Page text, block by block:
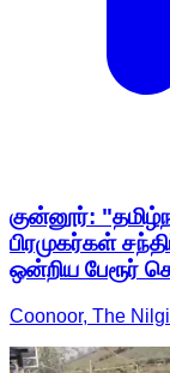
குன்னூர்:
பிரமுகர்கள்
ஒன்றிய பேரூர்
Coonoor, The